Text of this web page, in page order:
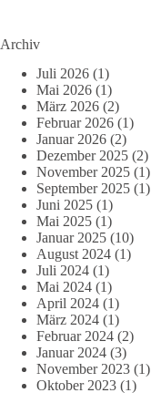
Archiv
Juli 2026 (1)
Mai 2026 (1)
März 2026 (2)
Februar 2026 (1)
Januar 2026 (2)
Dezember 2025 (2)
November 2025 (1)
September 2025 (1)
Juni 2025 (1)
Mai 2025 (1)
Januar 2025 (10)
August 2024 (1)
Juli 2024 (1)
Mai 2024 (1)
April 2024 (1)
März 2024 (1)
Februar 2024 (2)
Januar 2024 (3)
November 2023 (1)
Oktober 2023 (1)